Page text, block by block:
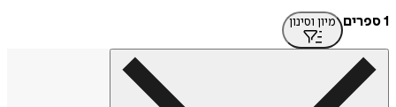
1 ספרים
מיון וסינון